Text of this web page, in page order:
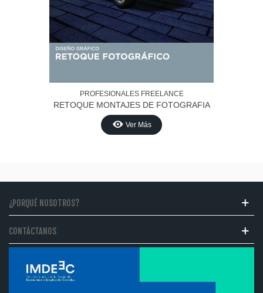
PROFESIONALES FREELANCE
RETOQUE MONTAJES DE FOTOGRAFIA
PUBLICITARIO
Ver Más
¿PORQUÉ NOSOTROS?
CONTÁCTANOS